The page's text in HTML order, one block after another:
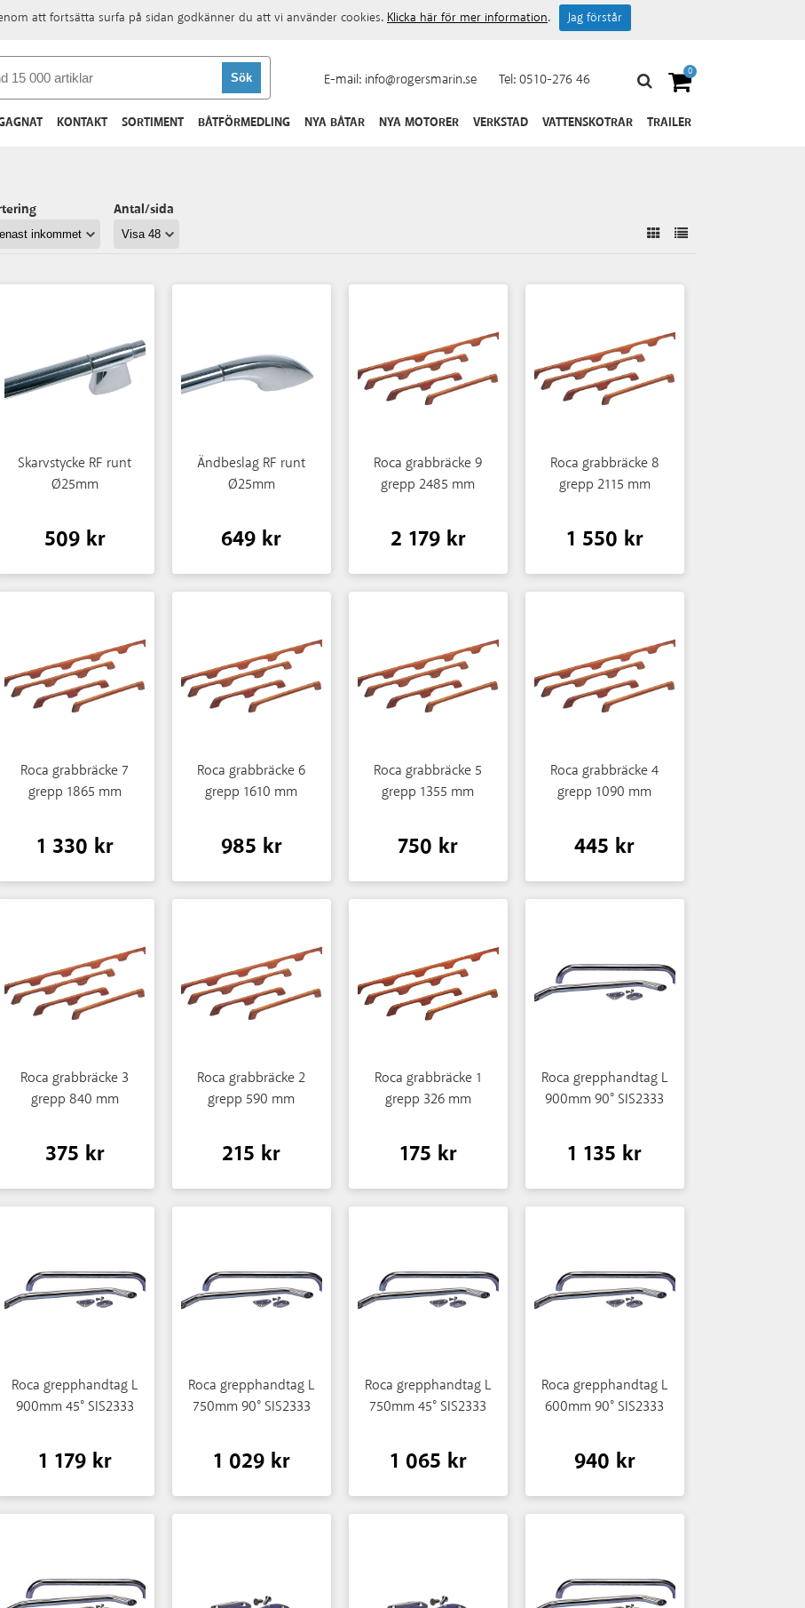
E-mail: info@rogersmarin.se Tel:0510-276 46 0
KONTAKT SORTIMENT BÅTFÖRMEDLING NYA BÅTAR NYA MOTORER VERKSTAD VATTENSKOTRAR TRAILER
Antal/sida
Skarvstycke RF runt
Ø25mm
509 kr
Ändbeslag RF runt
Ø25mm
649 kr
Roca grabbräcke 9
grepp 2485 mm
2 179 kr
Roca grabbräcke 8
grepp 2115 mm
1 550 kr
Roca grabbräcke 7
grepp 1865 mm
1 330 kr
Roca grabbräcke 6
grepp 1610 mm
985 kr
Roca grabbräcke 5
grepp 1355 mm
750 kr
Roca grabbräcke 4
grepp 1090 mm
445 kr
Roca grabbräcke 3
grepp 840 mm
375 kr
Roca grabbräcke 2
grepp 590 mm
215 kr
Roca grabbräcke 1
grepp 326 mm
175 kr
Roca grepphandtag L
900mm 90° SIS2333
1 135 kr
Roca grepphandtag L
900mm 45° SIS2333
1 179 kr
Roca grepphandtag L
750mm 90° SIS2333
1 029 kr
Roca grepphandtag L
750mm 45° SIS2333
1 065 kr
Roca grepphandtag L
600mm 90° SIS2333
940 kr
att fortsätta surfa på sidan godkänner du att vi använder cookies. Klicka här för mer information. Jag förstår